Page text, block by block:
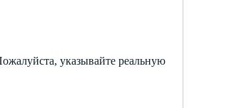
указывайте реальную